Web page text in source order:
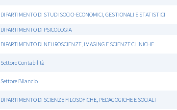
DIPARTIMENTO DI STUDI SOCIO-ECONOMICI, GESTIONALI E STATISTICI
DIPARTIMENTO DI PSICOLOGIA
DIPARTIMENTO DI NEUROSCIENZE, IMAGING E SCIENZE CLINICHE
Settore Contabilità
Settore Bilancio
DIPARTIMENTO DI SCIENZE FILOSOFICHE, PEDAGOGICHE E SOCIALI